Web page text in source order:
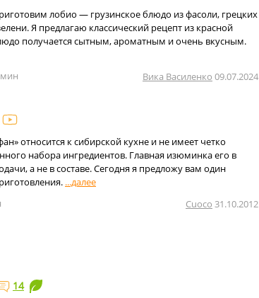
лобио — грузинское блюдо из фасоли, грецких
Я предлагаю классический рецепт из красной
получается сытным, ароматным и очень вкусным.
мин Вика Василенко 09.07.2024
относится к сибирской кухне и не имеет четко
набора ингредиентов. Главная изюминка его в
а не в составе. Сегодня я предложу вам один
Cuoco 31.10.2012
14